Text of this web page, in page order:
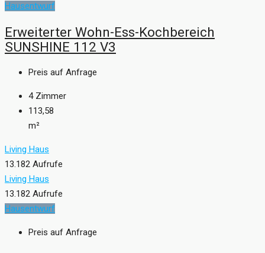
Hausentwurf
Erweiterter Wohn-Ess-Kochbereich
SUNSHINE 112 V3
Preis auf Anfrage
4 Zimmer
113,58
m²
Living Haus
13.182 Aufrufe
Living Haus
13.182 Aufrufe
Hausentwurf
Preis auf Anfrage